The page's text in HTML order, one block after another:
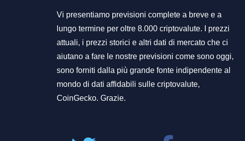
Vi presentiamo previsioni complete a breve e a
lungo termine per oltre 8.000 criptovalute. I prezzi
attuali, i prezzi storici e altri dati di mercato che ci
aiutano a fare le nostre previsioni come sono oggi,
sono forniti dalla più grande fonte indipendente al
mondo di dati affidabili sulle criptovalute,
CoinGecko. Grazie.